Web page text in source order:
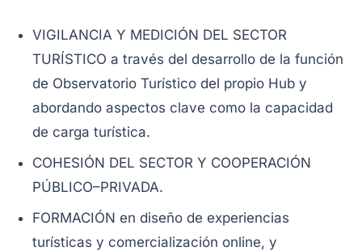
VIGILANCIA Y MEDICIÓN DEL SECTOR
TURÍSTICO a través del desarrollo de la función
de Observatorio Turístico del propio Hub y
abordando aspectos clave como la capacidad
de carga turística.
COHESIÓN DEL SECTOR Y COOPERACIÓN
PÚBLICO–PRIVADA.
FORMACIÓN en diseño de experiencias
turísticas y comercialización online, y